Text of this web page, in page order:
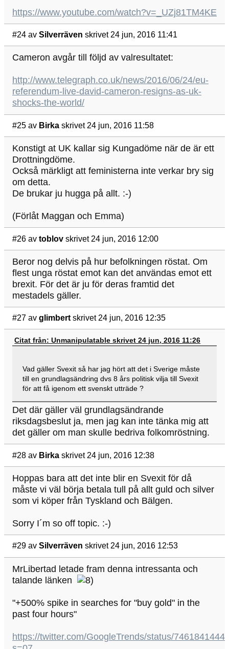
https://www.youtube.com/watch?v=_UZj81TM4KE
#24 av Silverräven skrivet 24 jun, 2016 11:41
Cameron avgår till följd av valresultatet:
http://www.telegraph.co.uk/news/2016/06/24/eu-
referendum-live-david-cameron-resigns-as-uk-
shocks-the-world/
#25 av Birka skrivet 24 jun, 2016 11:58
Konstigt at UK kallar sig Kungadöme när de är ett
Drottningdöme.
Också märkligt att feministerna inte verkar bry sig
om detta.
De brukar ju hugga på allt. :-)
(Förlåt Maggan och Emma)
#26 av toblov skrivet 24 jun, 2016 12:00
Beror nog delvis på hur befolkningen röstat. Om
flest unga röstat emot kan det användas emot ett
brexit. För det är ju för deras framtid det
mestadels gäller.
#27 av glimbert skrivet 24 jun, 2016 12:35
Citat från: Unmanipulatable skrivet 24 jun, 2016 11:26
Vad gäller Svexit så har jag hört att det i Sverige måste
till en grundlagsändring dvs 8 års politisk vilja till Svexit
för att få igenom ett svenskt utträde ?
Det där gäller väl grundlagsändrande
riksdagsbeslut ja, men jag kan inte tänka mig att
det gäller om man skulle bedriva folkomröstning.
#28 av Birka skrivet 24 jun, 2016 12:38
Hoppas bara att det inte blir en Svexit för då
måste vi väl börja betala tull på allt guld och silver
som vi köper från Tyskland och Bälgen.
Sorry I´m so off topic. :-)
#29 av Silverräven skrivet 24 jun, 2016 12:53
MrLibertad letade fram denna intressanta och
talande länken
"+500% spike in searches for "buy gold" in the
past four hours"
https://twitter.com/GoogleTrends/status/